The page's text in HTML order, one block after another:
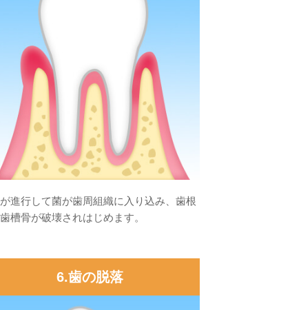
進行して菌が歯周組織に入り込み、歯根
槽骨が破壊されはじめます。
6.歯の脱落